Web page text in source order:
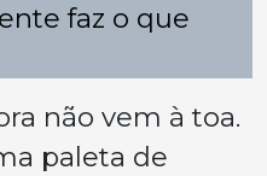
faz o que
não vem à toa.
paleta de